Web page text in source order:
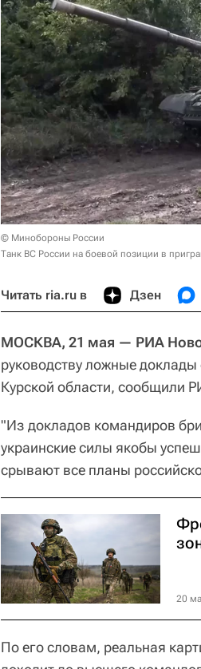
© Минобороны России
Танк ВС России на боевой позиции в
Читать ria.ru в Дзен
МОСКВА, 21 мая — РИА
руководству ложные доклады
Курской области, сообщили
"Из докладов командиров
украинские силы якобы
срывают все планы
20
По его словам, реальная